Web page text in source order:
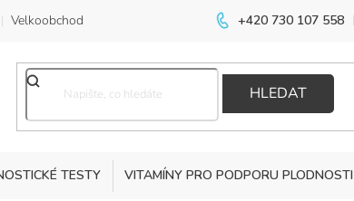
+420 730 107 558
Velkoobchod
HLEDAT
TESTY VITAMÍNY PRO PODPORU PLODNOSTI